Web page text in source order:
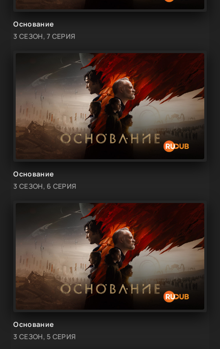
Основание
3 СЕЗОН, 7 СЕРИЯ
Основание
3 СЕЗОН, 6 СЕРИЯ
Основание
3 СЕЗОН, 5 СЕРИЯ